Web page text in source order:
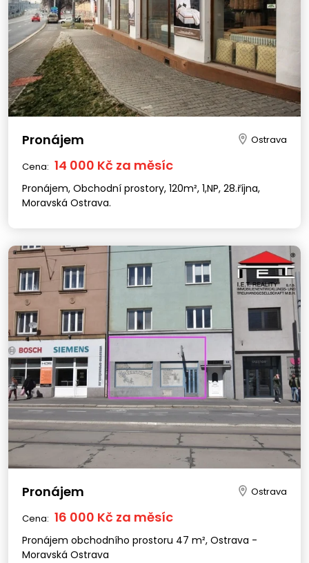
Pronájem Ostrava
Cena: 14 000 Kč za měsíc
Pronájem, Obchodní prostory, 120m², 1,NP, 28.října,
Moravská Ostrava.
Pronájem Ostrava
Cena: 16 000 Kč za měsíc
Pronájem obchodního prostoru 47 m², Ostrava -
Moravská Ostrava